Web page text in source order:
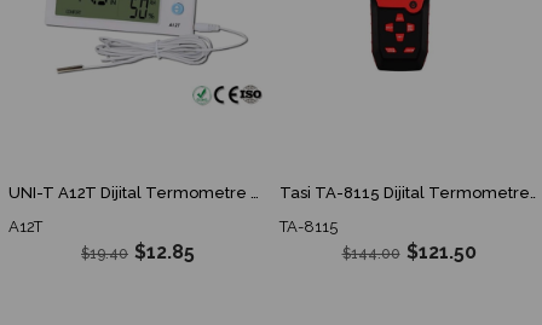
UNI-T A12T Dijital Termometre Sıcaklık Nem Ölçüm Cihazı A 12T A-12T
A12T
$12.85
$19.40
Tasi TA-8115 Dijital Termometre 4 Girişli
TA-8115
$121.50
$144.00